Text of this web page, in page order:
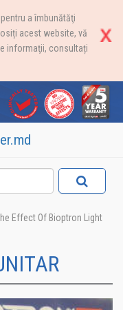
a îmbunătăţi
acest website, vă
informaţii, consultați
Effect Of Bioptron Light